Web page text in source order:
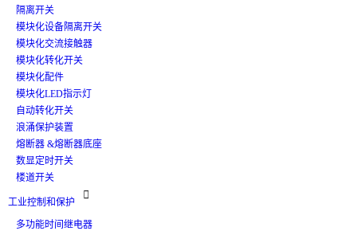
隔离开关
模块化设备隔离开关
模块化交流接触器
模块化转化开关
模块化配件
模块化LED指示灯
自动转化开关
浪涌保护装置
熔断器 &熔断器底座
数显定时开关
楼道开关
工业控制和保护

多功能时间继电器